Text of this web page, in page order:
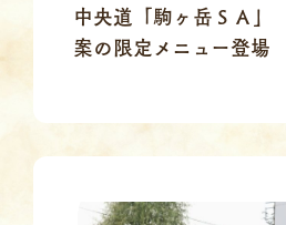
中央道「駒ヶ岳ＳＡ
案の限定メニュー登場